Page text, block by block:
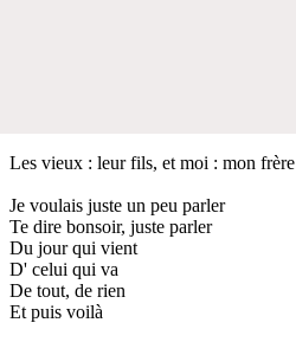
Les vieux : leur fils, et moi : mon frère
Je voulais juste un peu parler
Te dire bonsoir, juste parler
Du jour qui vient
D' celui qui va
De tout, de rien
Et puis voilà